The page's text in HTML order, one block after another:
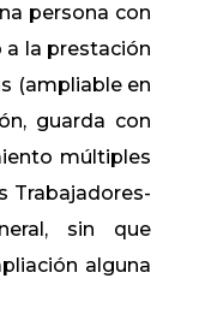
persona con
a la prestación
(ampliable en
guarda con
múltiples
Trabajadores-
sin que
alguna